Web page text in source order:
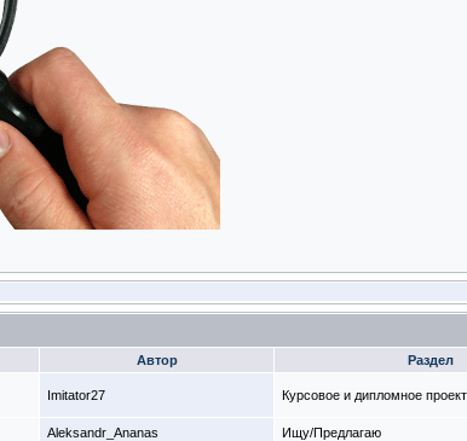
Автор Раздел
Imitator27 Курсовое и дипломное
Aleksandr_Ananas Ищу/Предлагаю